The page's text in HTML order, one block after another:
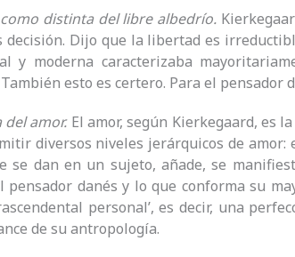
distinta del libre albedrío.
Dijo que la libertad es
y moderna caracterizaba
esto es certero. Para el pensador
del amor.El amor, según Kierkegaard, es
diversos niveles jerárquicos de
se dan en un sujeto, añade, se
pensador danés y lo que conforma su
personal’, es decir, una
de su antropología.